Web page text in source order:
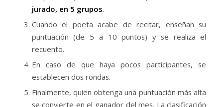
jurado, en 5 grupos.
Cuando el poeta acabe de recitar, enseñan su
puntuación (de 5 a 10 puntos) y se realiza el
recuento.
En caso de que haya pocos participantes, se
establecen dos rondas.
Finalmente, quien obtenga una puntuación más alta
se convierte en el ganador del mes. La clasificación